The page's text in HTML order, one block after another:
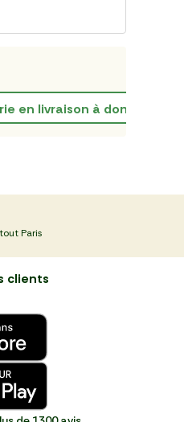
en livraison à domicile
Paris
clients